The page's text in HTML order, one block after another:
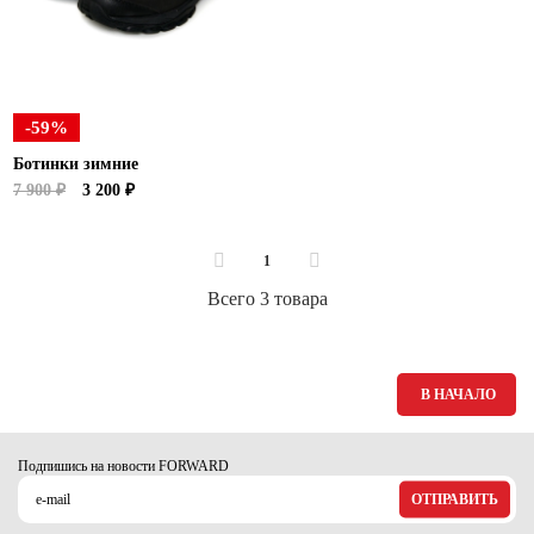
Ханты-Мансийский автономный округ (3)
Ярославская область (1)
-59%
Ботинки зимние
7 900 ₽
3 200 ₽
1
Всего 3 товара
В НАЧАЛО
Подпишись на новости FORWARD
ОТПРАВИТЬ